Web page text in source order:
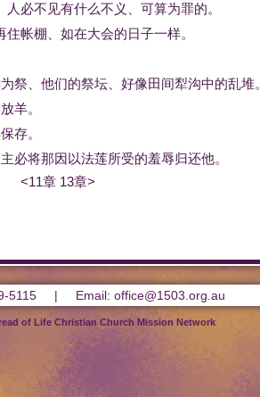
人 必不见有什么不义 可算为罪的。
住帐棚 如在大会的日子一样。
为祭 他们的祭坛 好像田间犁沟中的乱堆
放羊。
保存。
主必将那因以法莲所受的羞辱归还他。
<11章 13章>
5115 | Email: office@1503.org.au
of Life Christian Church Mission Network